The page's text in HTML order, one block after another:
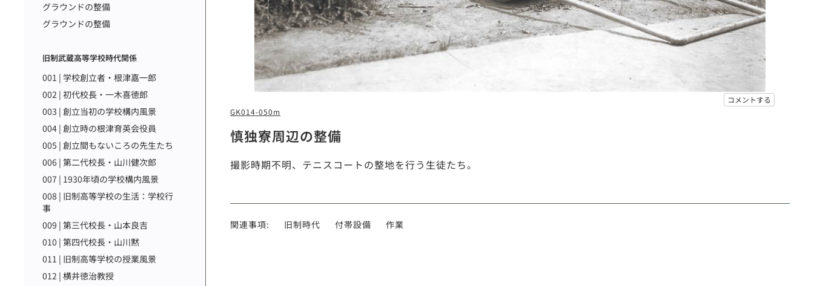
グラウンドの整備
グラウンドの整備
旧制武蔵高等学校時代関係
001 | 学校創立者・根津嘉一郎
002 | 初代校長・一木喜徳郎
003 | 創立当初の学校構内風景
004 | 創立時の根津育英会役員
005 | 創立間もないころの先生たち
006 | 第二代校長・山川健次郎
007 | 1930年頃の学校構内風景
008 | 旧制高等学校の生活：学校行
事
009 | 第三代校長・山本良吉
010 | 第四代校長・山川黙
011 | 旧制高等学校の授業風景
012 | 横井徳治教授
コメントする
GK014-050m
慎独寮周辺の整備
撮影時期不明、テニスコートの整地を行う生徒たち。
関連事項: 旧制時代 付帯設備 作業